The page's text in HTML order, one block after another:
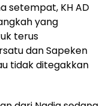
setempat, KH AD
yang
terus
dan Sapeken
tidak ditegakkan